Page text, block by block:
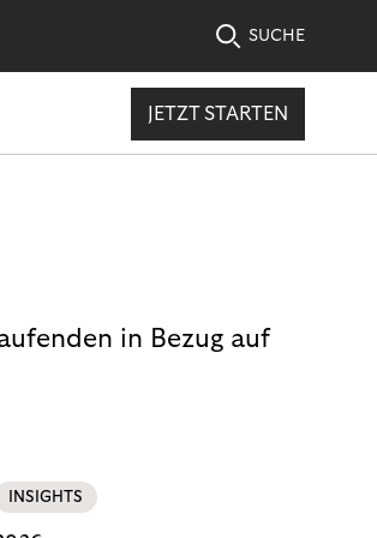
SUCHE
JETZT STARTEN
in Bezug auf
INSIGHTS